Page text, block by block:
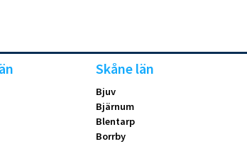
Skåne län
Bjuv
Bjärnum
Blentarp
Borrby